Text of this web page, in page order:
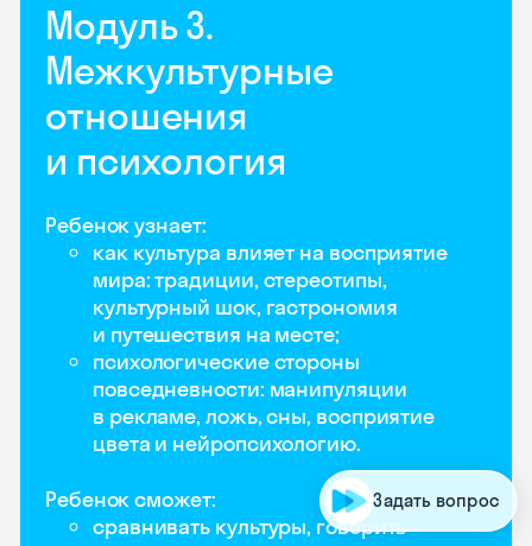
Модуль 3.
Межкультурные
отношения
и психология
Ребенок узнает:
как культура влияет на восприятие
мира: традиции, стереотипы,
культурный шок, гастрономия
и путешествия на месте;
психологические стороны
повседневности: манипуляции
в рекламе, ложь, сны, восприятие
цвета и нейропсихологию.
Ребенок сможет:
сравнивать культуры, говорить
Задать вопрос